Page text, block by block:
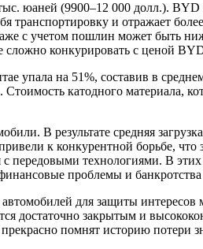
юаней (9900–12 000 долл.).
транспортировку и отражает
с учетом пошлин может быть
конкурировать с ценой
упала на 51%, составив в
катодного материала,
В результате средняя
к конкурентной борьбе, что
технологиями. В этих
проблемы и
для защиты
закрытым и
помнят историю потери